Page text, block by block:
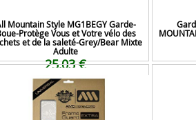
Mountain Style MG1BEGY Garde-
Protège Vous et Votre vélo des
et de la saleté-Grey/Bear Mixte
Adulte
25,03 €